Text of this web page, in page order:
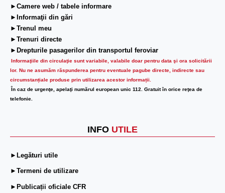
►Camere web / tabele informare
►Informaţii din gări
►Trenul meu
►Trenuri directe
►Drepturile pasagerilor din transportul feroviar
Informaţiile din circulaţie sunt variabile, valabile doar pentru data şi ora solicitării
lor. Nu ne asumăm răspunderea pentru eventuale pagube directe, indirecte sau
circumstanțiale produse prin utilizarea acestor informații.
În caz de urgenţe, apelaţi numărul european unic 112. Gratuit în orice reţea de
telefonie.
INFO UTILE
►Legături utile
►Termeni de utilizare
►Publicații oficiale CFR